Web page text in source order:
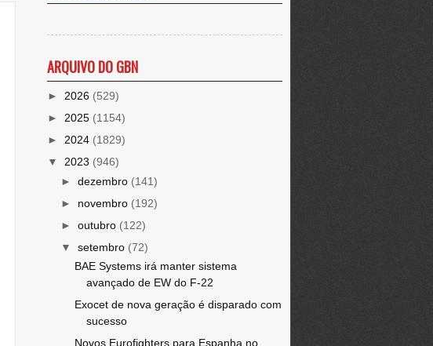
ARQUIVO DO GBN
► 2026 (529)
► 2025 (1154)
► 2024 (1829)
▼ 2023 (946)
► dezembro (141)
► novembro (192)
► outubro (122)
▼ setembro (72)
BAE Systems irá manter sistema
avançado de EW do F-22
Exocet de nova geração é disparado com
sucesso
Novos Eurofighters para Espanha no